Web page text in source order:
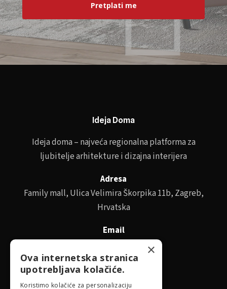
Pretplati me
Ideja Doma
Ideja doma – najveća regionalna platforma za
ljubitelje arhitekture i dizajna interijera
Adresa
Family mall, Ulica Velimira Škorpika 11b, Zagreb,
Hrvatska
Email
id@idejadoma.com
Izbornik
×
Ova internetska stranica
upotrebljava kolačiće.
Koristimo kolačiće za personalizaciju